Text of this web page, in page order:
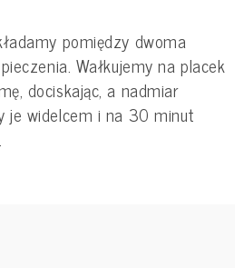
pomiędzy dwoma
Wałkujemy na placek
dociskając, a nadmiar
je widelcem i na 30 minut